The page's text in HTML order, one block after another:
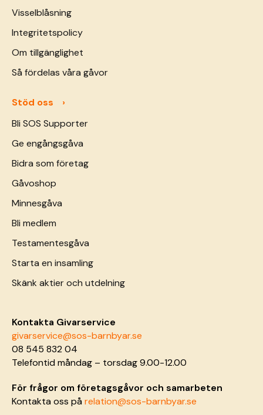
Visselblåsning
Integritetspolicy
Om tillgänglighet
Så fördelas våra gåvor
Stöd oss
Bli SOS Supporter
Ge engångsgåva
Bidra som företag
Gåvoshop
Minnesgåva
Bli medlem
Testamentesgåva
Starta en insamling
Skänk aktier och utdelning
Kontakta Givarservice
givarservice@sos-barnbyar.se
08 545 832 04
Telefontid måndag – torsdag 9.00-12.00
För frågor om företagsgåvor och samarbeten
Kontakta oss pårelation@sos-barnbyar.se